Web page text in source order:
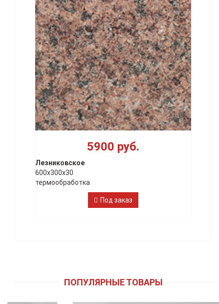
5900 руб.
Лезниковское
600х300х30
термообработка
Под заказ
ПОПУЛЯРНЫЕ ТОВАРЫ